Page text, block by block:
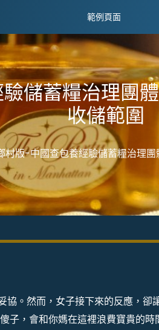
範例頁面
儲蓄糧治理團
收儲範圍
村版-中國查包養經驗儲蓄糧治理
協。然而，女子接下來的反應，卻
子，會和你媽在這裡浪費寶貴的時